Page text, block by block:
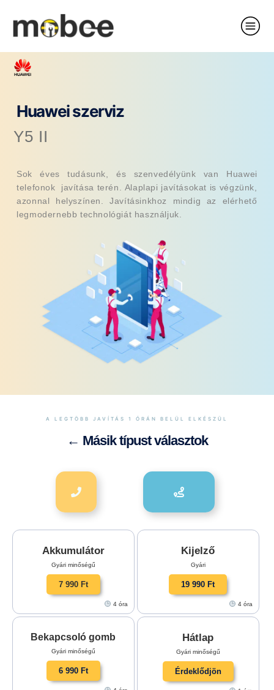
Huawei szerviz
Y5 II
Sok éves tudásunk, és szenvedélyünk van Huawei
telefonok javítása terén. Alaplapi javításokat is végzünk,
azonnal helyszínen. Javításinkhoz mindig az elérhető
legmodernebb technológiát használjuk.
A LEGTÖBB JAVÍTÁS 1 ÓRÁN BELÜL ELKÉSZÜL
← Másik típust választok
Akkumulátor
Gyári minőségű
7 990 Ft
4 óra
Kijelző
Gyári
19 990 Ft
4 óra
Bekapcsoló gomb
Gyári minőségű
6 990 Ft
Hátlap
Gyári minőségű
Érdeklődjön